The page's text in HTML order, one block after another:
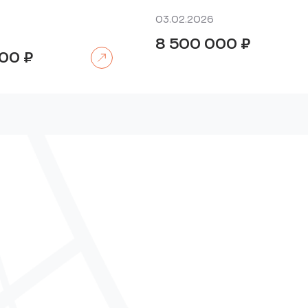
₽
03.02.2026
8 500 000 ₽